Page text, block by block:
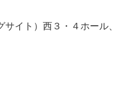
イト）西３・４ホール、